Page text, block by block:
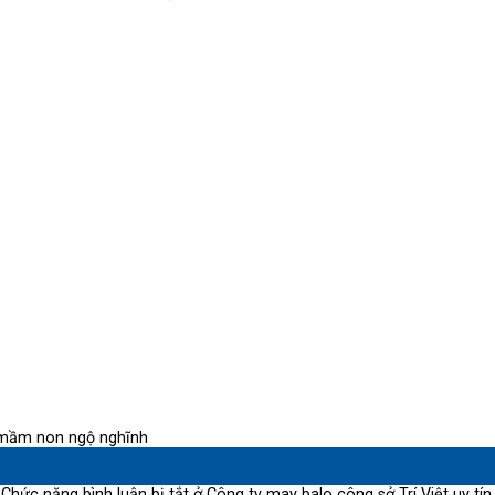
non ngộ nghĩnh